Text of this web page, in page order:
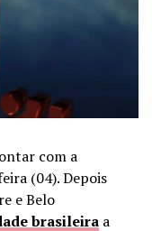
com a
(04). Depois
e Belo
brasileira a